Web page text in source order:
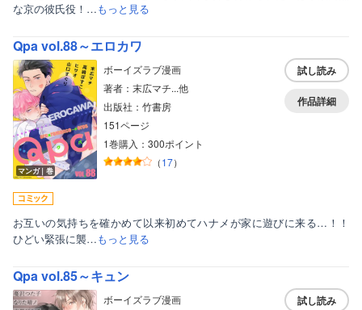
な京の彼氏役！…もっと見る
Qpa vol.88～エロカワ
マンガ｜巻
ボーイズラブ漫画
著者：末広マチ...他
出版社：竹書房
151ページ
1巻購入：300ポイント
（17）
試し読み
作品詳細
お互いの気持ちを確かめて以来初めてハナメが家に遊びに来る…！！
ひどい緊張に襲…もっと見る
Qpa vol.85～キュン
ボーイズラブ漫画
試し読み